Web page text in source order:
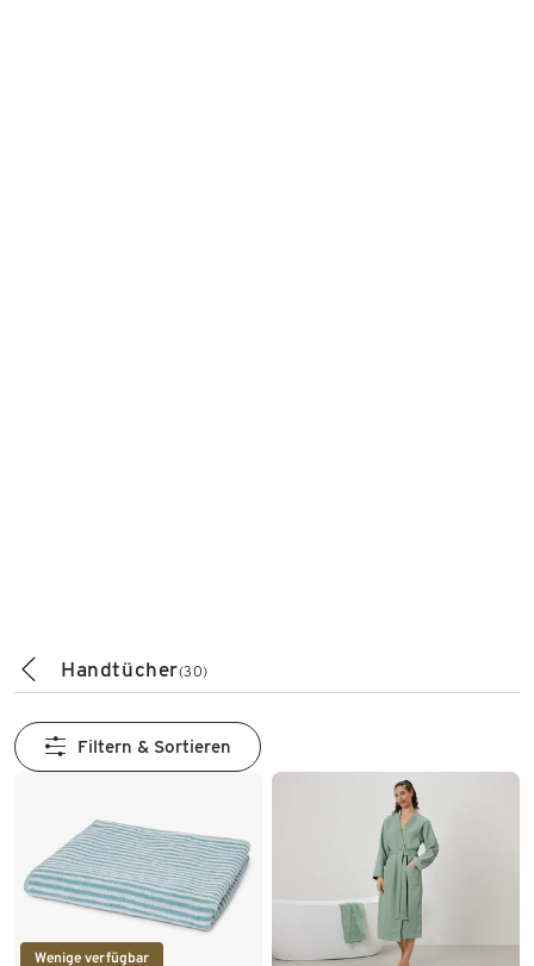
Handtücher(30)
Filtern & Sortieren
Wenige verfügbar